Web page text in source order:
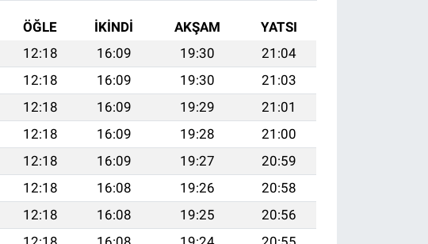
ÖĞLE İKINDI AKŞAM
YATSI
12:18 16:09 19:30
21:04
12:18 16:09 19:30
21:03
12:18 16:09 19:29
21:01
12:18 16:09 19:28
21:00
12:18 16:09 19:27
20:59
12:18 16:08 19:26
20:58
12:18 16:08 19:25
20:56